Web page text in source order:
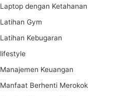
Laptop dengan Ketahanan
Latihan Gym
Latihan Kebugaran
lifestyle
Manajemen Keuangan
Manfaat Berhenti Merokok